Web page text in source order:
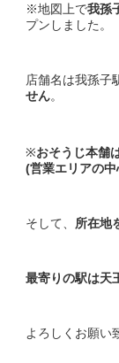
※地図上で我孫
プンしました。
店舗名は我孫子
せん。
※おそうじ本舗
(営業エリアの
そして、 所在地
最寄りの駅は天
よろしくお願い